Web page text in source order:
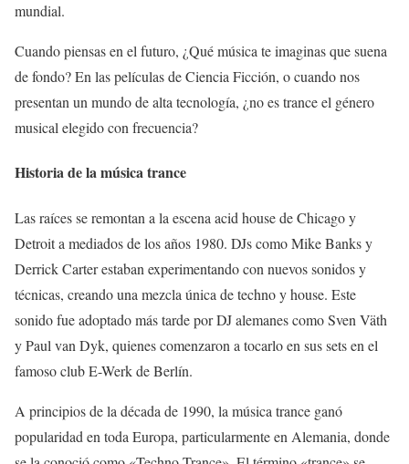
mundial.
Cuando piensas en el futuro, ¿Qué música te imaginas que suena
de fondo? En las películas de Ciencia Ficción, o cuando nos
presentan un mundo de alta tecnología, ¿no es trance el género
musical elegido con frecuencia?
Historia de la música trance
Las raíces se remontan a la escena acid house de Chicago y
Detroit a mediados de los años 1980. DJs como Mike Banks y
Derrick Carter estaban experimentando con nuevos sonidos y
técnicas, creando una mezcla única de techno y house. Este
sonido fue adoptado más tarde por DJ alemanes como Sven Väth
y Paul van Dyk, quienes comenzaron a tocarlo en sus sets en el
famoso club E-Werk de Berlín.
A principios de la década de 1990, la música trance ganó
popularidad en toda Europa, particularmente en Alemania, donde